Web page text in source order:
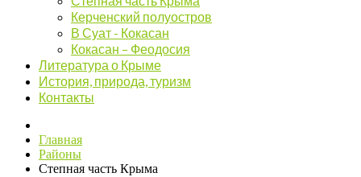
Керченский полуостров
В Суат - Кокасан
Кокасан – Феодосия
Литература о Крыме
История, природа, туризм
Контакты
Главная
Районы
Степная часть Крыма